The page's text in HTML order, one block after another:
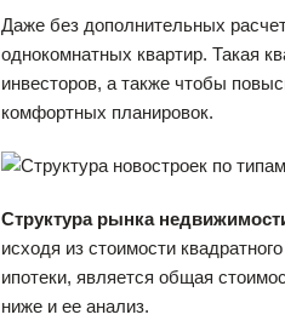
Даже без дополнительных
однокомнатных квартир. Такая
инвесторов, а также чтобы
комфортных планировок.
Структура рынка
исходя из стоимости
ипотеки, является общая
ниже и ее анализ.